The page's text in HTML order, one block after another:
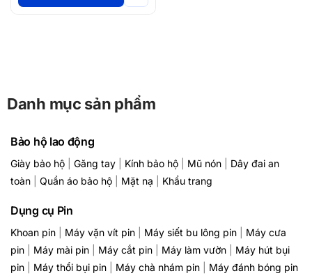
Danh mục sản phẩm
Bảo hộ lao động
Giày bảo hộ Găng tay Kính bảo hộ Mũ nón
Dây đai an
toàn
Quần áo bảo hộ Mặt nạ Khẩu trang
Dụng cụ Pin
Khoan pin Máy vặn vít pin Máy siết bu lông pin
Máy cưa
pin
Máy mài pin Máy cắt pin Máy làm vườn
Máy hút bụi
pin
Máy thổi bụi pin Máy chà nhám pin
Máy đánh bóng pin